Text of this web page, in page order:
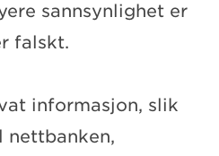
sannsynlighet er
falskt.
informasjon, slik
nettbanken,